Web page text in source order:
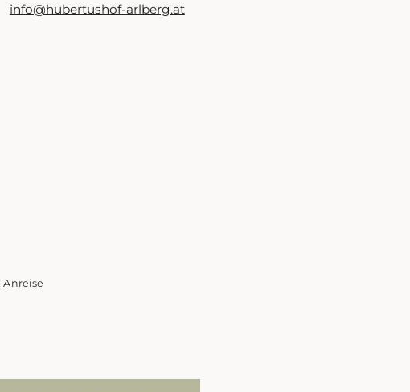
info@hubertushof-arlberg.at